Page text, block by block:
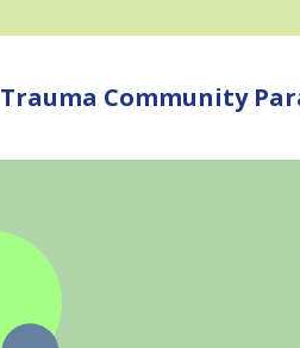
Trauma Community